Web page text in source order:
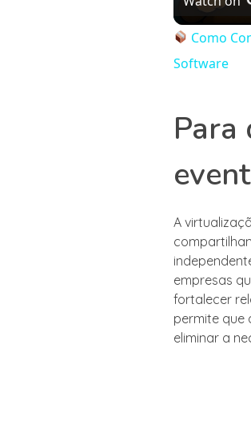
Como
Software
Para
A
empresas
fortalecer
permite que
eliminar a